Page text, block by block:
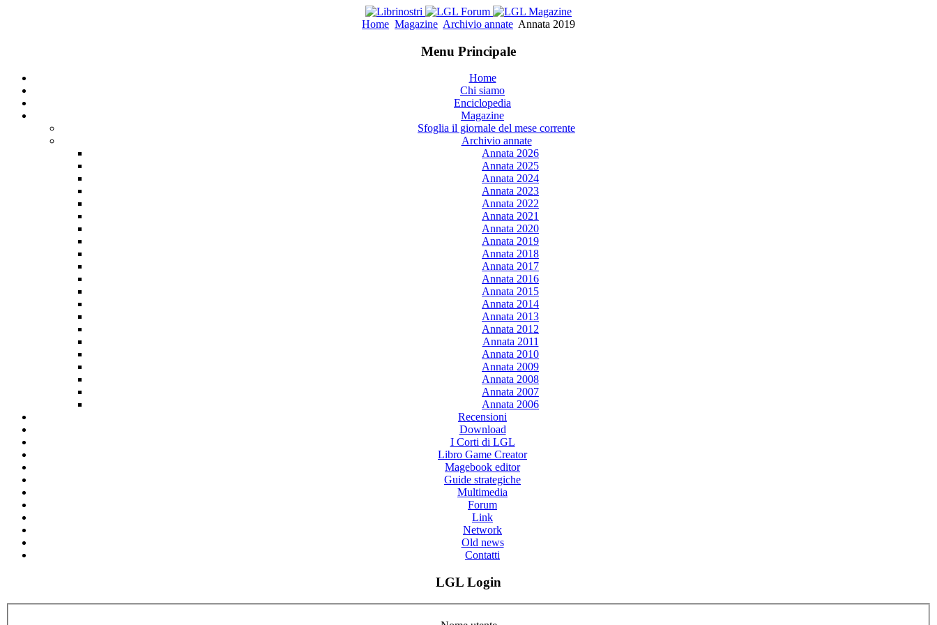
Home Magazine Archivio annate Annata 2019
Menu Principale
Home
Chi siamo
Enciclopedia
Magazine
Sfoglia il giornale del mese corrente
Archivio annate
Annata 2026
Annata 2025
Annata 2024
Annata 2023
Annata 2022
Annata 2021
Annata 2020
Annata 2019
Annata 2018
Annata 2017
Annata 2016
Annata 2015
Annata 2014
Annata 2013
Annata 2012
Annata 2011
Annata 2010
Annata 2009
Annata 2008
Annata 2007
Annata 2006
Recensioni
Download
I Corti di LGL
Libro Game Creator
Magebook editor
Guide strategiche
Multimedia
Forum
Link
Network
Old news
Contatti
LGL Login